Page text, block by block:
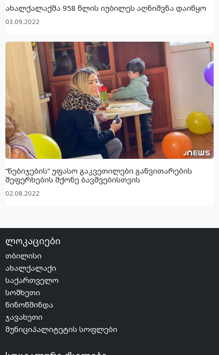
ახალქალაქმა 958 წლის იუბილეს აღნიშვნა დაიწყო
03.09.2022
“ნებიჯების” უფასო გაკვეთილები განვითარების
შეფერხების მქონე ბავშვებისთვის
02.08.2022
ლოკაციები
თბილისი
ახალქალაქი
საქართველო
სომხეთი
ნინოწმინდა
ჯავახეთი
მუნიციპალიტეტის სოფლები